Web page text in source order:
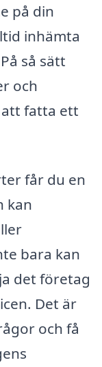
på din
inhämta
så sätt
och
fatta ett
får du en
kan
bara kan
det företag
Det är
och få